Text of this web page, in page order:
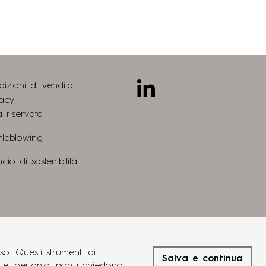
di vendita
riservata
di sostenibilità
Linkedin
grucciadesign.
eng fra
deu
Questi strumenti di
Salva e continua